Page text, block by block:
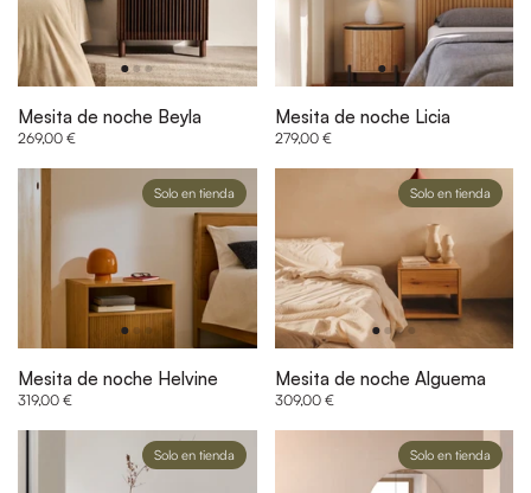
Mesita de noche Beyla
269,00 €
Mesita de noche Licia
279,00 €
Mesita de noche Helvine
319,00 €
Solo en tienda
Mesita de noche Alguema
309,00 €
Solo en tienda
Solo en tienda Solo en tienda